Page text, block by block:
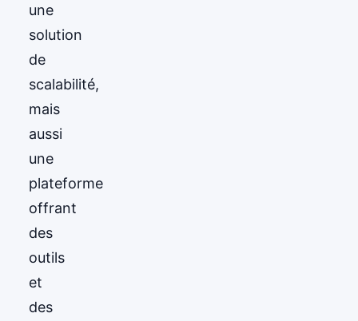
une
solution
de
scalabilité,
mais
aussi
une
plateforme
offrant
des
outils
et
des